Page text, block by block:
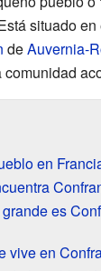
situado en
deAuvernia-
en
es
vive en